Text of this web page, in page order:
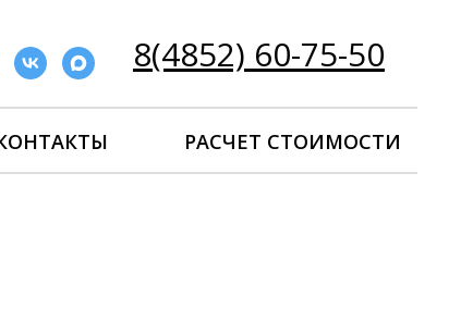
8(4852) 60-75-50
РАСЧЕТ СТОИМОСТИ